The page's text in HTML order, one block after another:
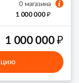
0 магазина
1 000 000₽
1 000 000₽